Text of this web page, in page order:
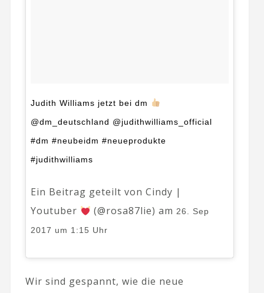
Judith Williams jetzt bei dm
@dm_deutschland @judithwilliams_official
#dm #neubeidm #neueprodukte
#judithwilliams
Ein Beitrag geteilt von Cindy |
Youtuber
(@rosa87lie) am26. Sep
2017 um 1:15 Uhr
Wir sind gespannt, wie die neue